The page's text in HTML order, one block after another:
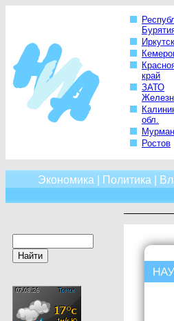
край
ЗАТО
обл.
Ростов
Экономика Политика